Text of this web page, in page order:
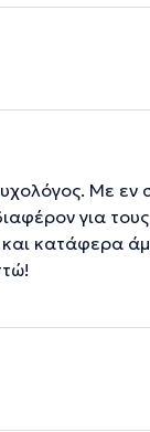
Με εν
για τους
κατάφερα